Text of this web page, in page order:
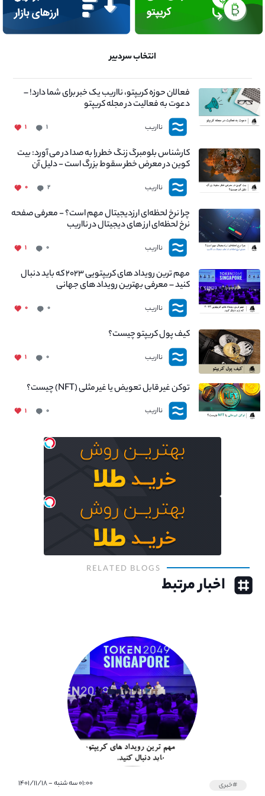
انتخاب سردبیر
فعالان حوزه کریپتو، نااریب یک خبر برای شما دارد! –
دعوت به فعالیت در مجله کریپتو
نااریب ۱ ۱
کارشناس بلومبرگ زنگ خطر را به صدا در می آورد: بیت
کوین در معرض خطر سقوط بزرگ است - دلیل آن
چیست؟
نااریب ۲ ۰
چرا نرخ لحظه‌ای ارزدیجیتال مهم است؟ - معرفی صفحه
نرخ لحظه‌ای ارز های دیجیتال در نااریب
نااریب ۰ ۱
مهم ترین رویداد های کریپتویی ۲۰۲۳ که باید دنبال
کنید – معرفی بهترین رویداد های جهانی
نااریب ۰ ۰
کیف پول کریپتو چیست؟
نااریب ۰ ۱
توکن غیر قابل تعویض یا غیر مثلی (NFT) چیست؟
نااریب ۰ ۱
RELATED BLOGS
اخبار مرتبط
#خبری ۰۱:۰۰ سه شنبه - ۱۴۰۱/۱۱/۱۸